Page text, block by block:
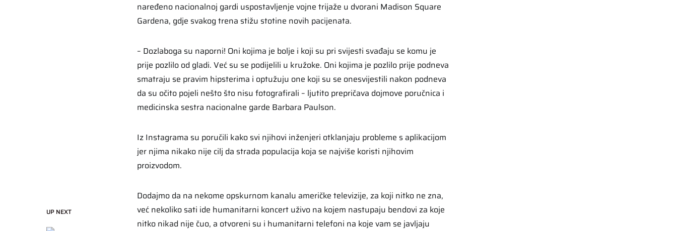
UP NEXT
naređeno nacionalnoj gardi uspostavljenje vojne trijaže u dvorani Madison Square
Gardena, gdje svakog trena stižu stotine novih pacijenata.
– Dozlaboga su naporni! Oni kojima je bolje i koji su pri svijesti svađaju se komu je
prije pozlilo od gladi. Već su se podijelili u kružoke. Oni kojima je pozlilo prije podneva
smatraju se pravim hipsterima i optužuju one koji su se onesvijestili nakon podneva
da su očito pojeli nešto što nisu fotografirali – ljutito prepričava dojmove poručnica i
medicinska sestra nacionalne garde Barbara Paulson.
Iz Instagrama su poručili kako svi njihovi inženjeri otklanjaju probleme s aplikacijom
jer njima nikako nije cilj da strada populacija koja se najviše koristi njihovim
proizvodom.
Dodajmo da na nekome opskurnom kanalu američke televizije, za koji nitko ne zna,
već nekoliko sati ide humanitarni koncert uživo na kojem nastupaju bendovi za koje
nitko nikad nije čuo, a otvoreni su i humanitarni telefoni na koje vam se javljaju